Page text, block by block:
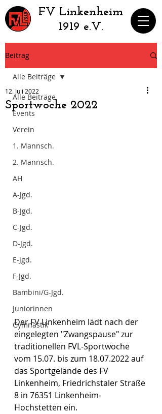
​FV Linkenheim
1919 e.V.
Beitrag
Alle Beiträge
Events
Verein
1. Mannsch.
2. Mannsch.
AH
A-Jgd.
B-Jgd.
C-Jgd.
D-Jgd.
E-Jgd.
F-Jgd.
Bambini/G-Jgd.
Juniorinnen
Gymnastik
Alle Beiträge
Sportwoche 2022
12. Juli 2022
Der FV Linkenheim lädt nach der
eingelegten "Zwangspause" zur
traditionellen FVL-Sportwoche
vom 15.07. bis zum 18.07.2022 auf
das Sportgelände des FV
Linkenheim, Friedrichstaler Straße
8 in 76351 Linkenheim-
Hochstetten ein.